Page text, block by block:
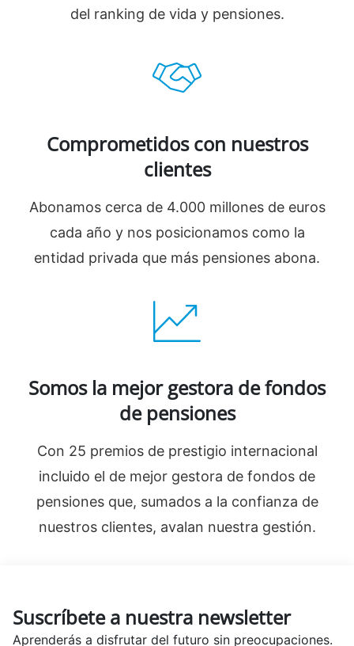
del ranking de vida y pensiones.
Comprometidos con nuestros
clientes
Abonamos cerca de 4.000 millones de euros
cada año y nos posicionamos como la
entidad privada que más pensiones abona.
Somos la mejor gestora de fondos
de pensiones
Con 25 premios de prestigio internacional
incluido el de mejor gestora de fondos de
pensiones que, sumados a la confianza de
nuestros clientes, avalan nuestra gestión.
Suscríbete a nuestra newsletter
Aprenderás a disfrutar del futuro sin preocupaciones.